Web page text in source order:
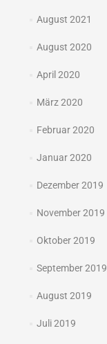
August 2021
August 2020
April 2020
März 2020
Februar 2020
Januar 2020
Dezember 2019
November 2019
Oktober 2019
September 2019
August 2019
Juli 2019